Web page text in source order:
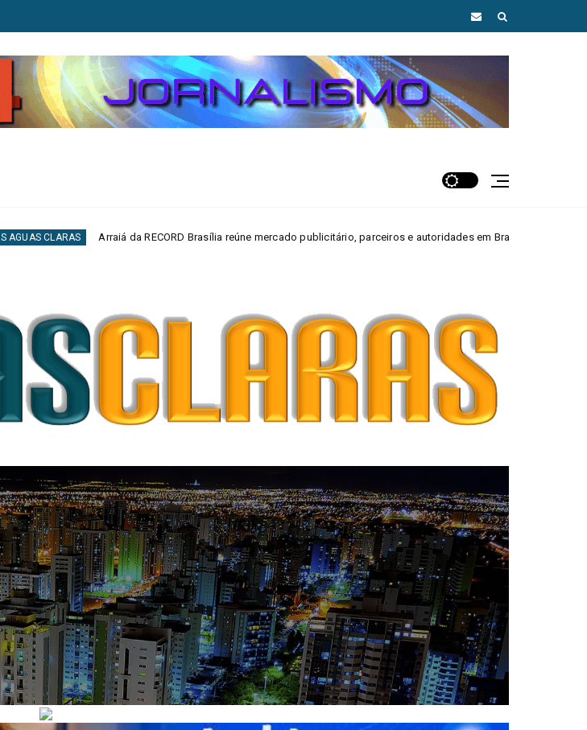
Arraiá da RECORD Brasília reúne mercado publicitário, parceiros e autoridades em Brasília MAIS AGUAS CLARAS